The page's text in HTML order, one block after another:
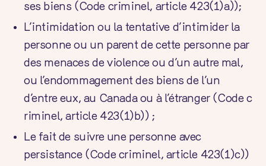
ses biens (Code criminel, article 423(1)a));
L’intimidation ou la tentative d’intimider la
personne ou un parent de cette personne par
des menaces de violence ou d’un autre mal,
ou l’endommagement des biens de l’un
d’entre eux, au Canada ou à l’étranger (Code c
riminel, article 423(1)b)) ;
Le fait de suivre une personne avec
persistance (Code criminel, article 423(1)c))